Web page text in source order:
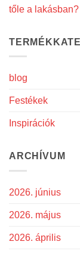
tőle a lakásban?
blog
Festékek
Inspirációk
ARCHÍVUM
2026. június
2026. május
2026. április